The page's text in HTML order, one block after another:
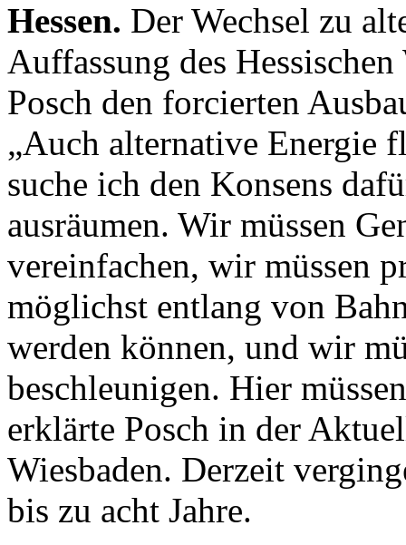
Hessen. Der Wechsel zu
Auffassung des
Posch den forcierten
„Auch alternative Energie
suche ich den Konsens
ausräumen. Wir müssen
vereinfachen, wir müssen
möglichst entlang von
werden können, und wir
beschleunigen. Hier
erklärte Posch in der
Wiesbaden. Derzeit
bis zu acht Jahre.